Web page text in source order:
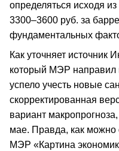
определяться исходя
3300–3600 руб. за
фундаментальных
Как уточняет источник
который МЭР
успело учесть новые
скорректированная
вариант
мае. Правда, как можно
МЭР «Картина